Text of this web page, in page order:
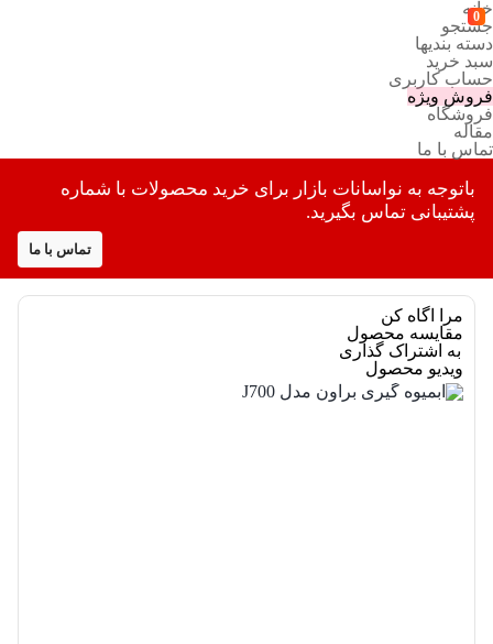
خانه
جستجو
دسته بندیها
سبد خرید
حساب کاربری
فروش ویژه
فروشگاه
مقاله
تماس با ما
باتوجه به نواسانات بازار برای خرید محصولات با شماره
پشتیبانی تماس بگیرید.
تماس با ما
0
مرا اگاه کن
مقایسه محصول
به اشتراک گذاری
ویدیو محصول